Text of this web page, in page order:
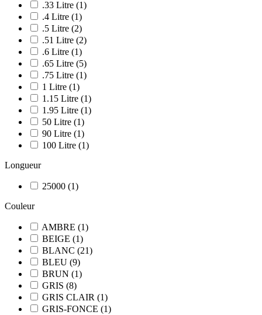
.33 Litre (1)
.4 Litre (1)
.5 Litre (2)
.51 Litre (2)
.6 Litre (1)
.65 Litre (5)
.75 Litre (1)
1 Litre (1)
1.15 Litre (1)
1.95 Litre (1)
50 Litre (1)
90 Litre (1)
100 Litre (1)
Longueur
25000 (1)
Couleur
AMBRE (1)
BEIGE (1)
BLANC (21)
BLEU (9)
BRUN (1)
GRIS (8)
GRIS CLAIR (1)
GRIS-FONCE (1)